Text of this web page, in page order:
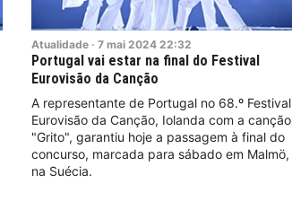
Atualidade · 7 mai 2024 22:32
Portugal vai estar na final do Festival
Eurovisão da Canção
A representante de Portugal no 68.º Festival
Eurovisão da Canção, Iolanda com a canção
"Grito", garantiu hoje a passagem à final do
concurso, marcada para sábado em Malmö,
na Suécia.